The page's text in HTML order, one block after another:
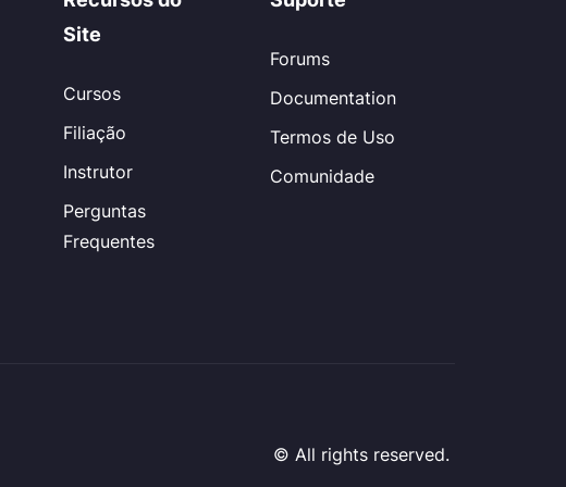
Site
Cursos
Filiação
Instrutor
Perguntas
Frequentes
Forums
Documentation
Termos de Uso
Comunidade
© All rights reserved.